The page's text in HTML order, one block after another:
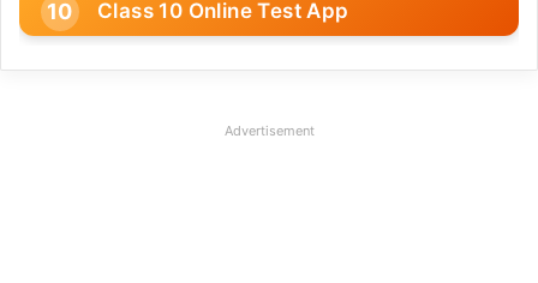
Class 10 Online Test App
Advertisement